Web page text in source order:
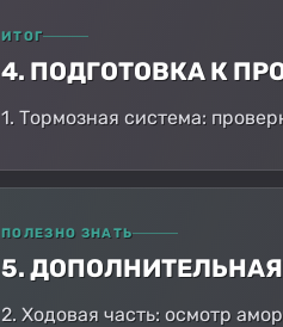
ИТОГ
4. ПОДГОТОВКА К
1. Тормозная система:
ПОЛЕЗНО ЗНАТЬ
5.
2. Ходовая часть: осмотр